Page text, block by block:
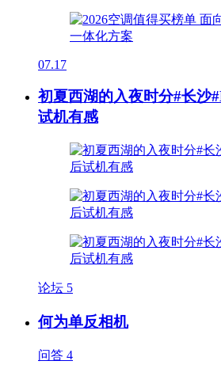
07.17
初夏西湖的入夜时分#长沙
试机有感
论坛 5
何为单反相机
问答 4